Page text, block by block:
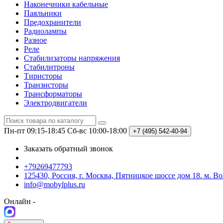
Наконечники кабельные
Паяльники
Предохранители
Радиолампы
Разное
Реле
Стабилизаторы напряжения
Стабилитроны
Тиристоры
Транзисторы
Трансформаторы
Электродвигатели
Пн-пт 09:15-18:45 Сб-вс 10:00-18:00 +7 (495) 542-40-94
Заказать обратный звонок
+79269477793
125430, Россия, г. Москва, Пятницкое шоссе дом 18. м.
info@mobylplus.ru
Онлайн -